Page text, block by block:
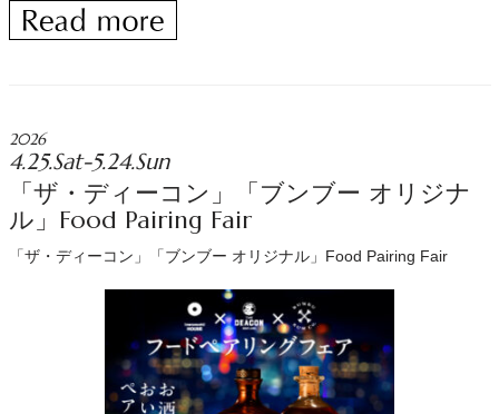
2026
4.25.Sat-5.24.Sun
「ザ・ディーコン」「ブンブー オリジナ
ル」Food Pairing Fair
「ザ・ディーコン」「ブンブー オリジナル」Food Pairing Fair